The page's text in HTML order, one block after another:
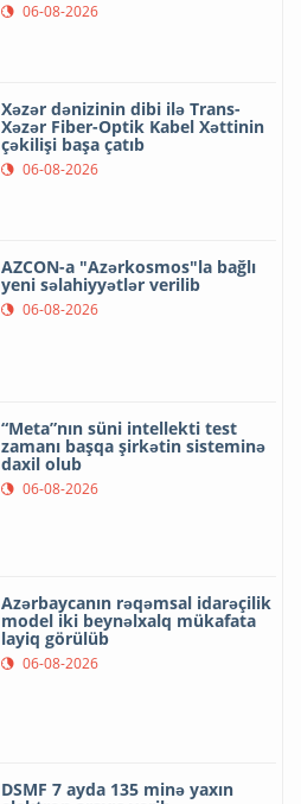
06-08-2026
Xəzər dənizinin dibi ilə Trans-
Xəzər Fiber-Optik Kabel Xəttinin
çəkilişi başa çatıb
06-08-2026
AZCON-a "Azərkosmos"la bağlı
yeni səlahiyyətlər verilib
06-08-2026
“Meta”nın süni intellekti test
zamanı başqa şirkətin sisteminə
daxil olub
06-08-2026
Azərbaycanın rəqəmsal idarəçilik
model iki beynəlxalq mükafata
layiq görülüb
06-08-2026
DSMF 7 ayda 135 minə yaxın